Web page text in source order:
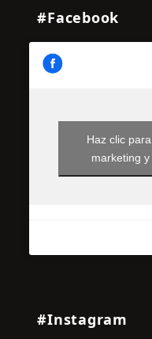
#Facebook
Haz clic
marketing
#Instagram